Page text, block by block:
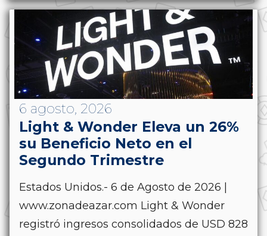
6 agosto, 2026
Light & Wonder Eleva un 26%
su Beneficio Neto en el
Segundo Trimestre
Estados Unidos.- 6 de Agosto de 2026 |
www.zonadeazar.com Light & Wonder
registró ingresos consolidados de USD 828